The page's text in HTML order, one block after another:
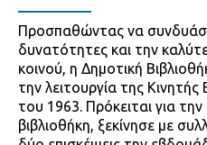
Προσπαθώντας να
δυνατότητες και την
κοινού, η Δημοτική
την λειτουργία της Κινητής
του 1963. Πρόκειται για
βιβλιοθήκη, ξεκίνησε με